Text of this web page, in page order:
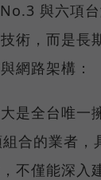
與六項
術，而是長
網路架構：
是全台唯一
合的業者，
不僅能深入